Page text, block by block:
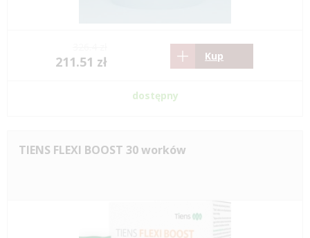
211.51 zł Kup
dostępny
TIENS FLEXI BOOST 30 worków